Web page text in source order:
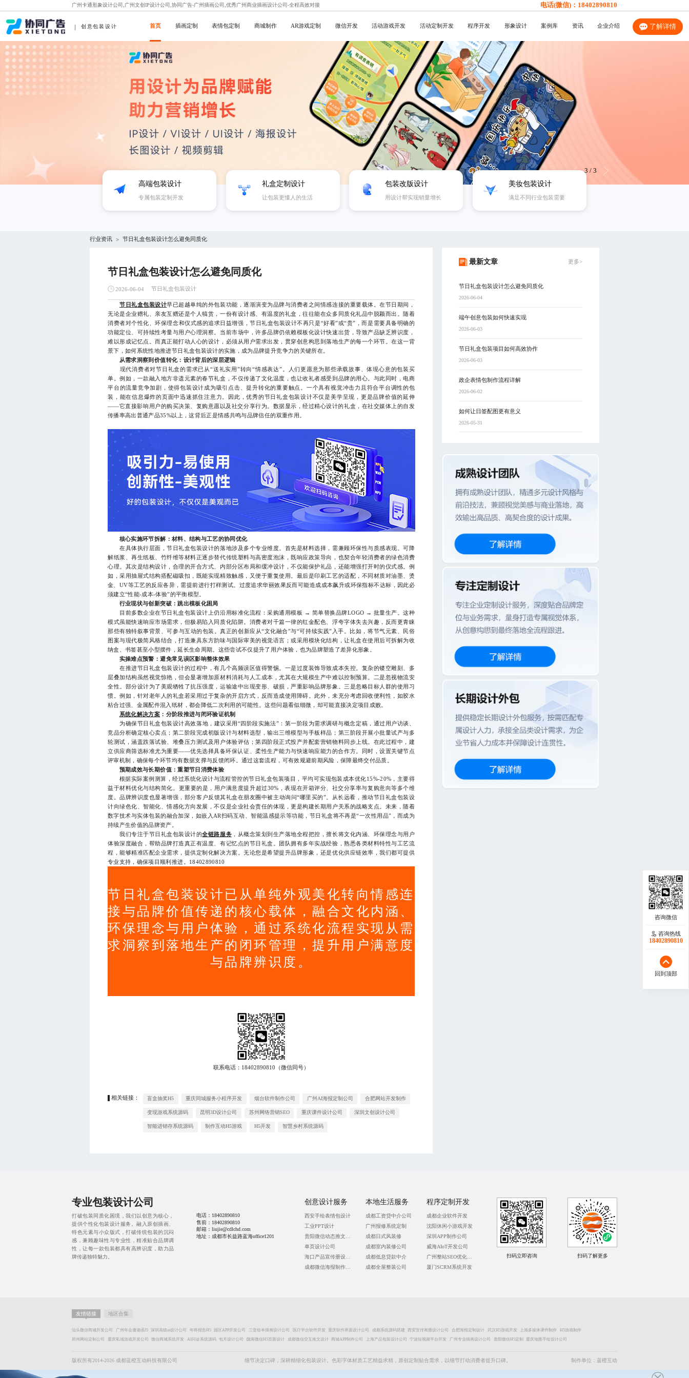
广州卡通形象设计公司,广州文创IP设计公司,协同广告-广州插画公司,优秀广州商业插画设计公司-全程高效对接 电话(微信)： 18402890810
创意包装设计 首页 插画定制 表情包定制 商城制作 AR游戏定制 微信开发 活动游戏开发 活动定制开发 程序开发 形象设计 案例库 资讯 企业介绍 了解详情
3 / 3
高端包装设计
专属包装定制开发
礼盒定制设计
让包装更懂人的生活
包装改版设计
用设计帮实现销量增长
美妆包装设计
满足不同行业包装需要
行业资讯 > 节日礼盒包装设计怎么避免同质化
节日礼盒包装设计怎么避免同质化
2026-06-04 节日礼盒包装设计
节日礼盒包装设计早已超越单纯的外包装功能，逐渐演变为品牌与消费者之间情感连接的重要载体。在节日期间，
无论是企业赠礼、亲友互赠还是个人犒赏，一份有设计感、有温度的礼盒，往往能在众多同质化礼品中脱颖而出。随着
消费者对个性化、环保理念和仪式感的追求日益增强，节日礼盒包装设计不再只是“好看”或“贵”，而是需要具备明确的
功能定位、可持续性考量与用户心理洞察。当前市场中，许多品牌仍依赖模板化设计快速出货，导致产品缺乏辨识度，
难以形成记忆点。而真正能打动人心的设计，必须从用户需求出发，贯穿创意构思到落地生产的每一个环节。在这一背
景下，如何系统性地推进节日礼盒包装设计的实施，成为品牌提升竞争力的关键所在。
从需求洞察到价值转化：设计背后的深层逻辑
现代消费者对节日礼盒的需求已从“送礼实用”转向“情感表达”。人们更愿意为那些承载故事、体现心意的包装买
单。例如，一款融入地方非遗元素的春节礼盒，不仅传递了文化温度，也让收礼者感受到品牌的用心。与此同时，电商
平台的流量竞争加剧，使得包装设计成为吸引点击、提升转化的重要触点。一个具有视觉冲击力且符合平台调性的包
装，能在信息爆炸的页面中迅速抓住注意力。因此，优秀的节日礼盒包装设计不仅是美学呈现，更是品牌价值的延伸
——它直接影响用户的购买决策、复购意愿以及社交分享行为。数据显示，经过精心设计的礼盒，在社交媒体上的自发
传播率高出普通产品35%以上，这背后正是情感共鸣与品牌信任的双重作用。
核心实施环节拆解：材料、结构与工艺的协同优化
在具体执行层面，节日礼盒包装设计的落地涉及多个专业维度。首先是材料选择，需兼顾环保性与质感表现。可降
解纸浆、再生纸板、竹纤维等材料正逐步替代传统塑料与高密度泡沫，既响应政策导向，也契合年轻消费者的绿色消费
心理。其次是结构设计，合理的开合方式、内部分区布局和缓冲设计，不仅能保护礼品，还能增强打开时的仪式感。例
如，采用抽屉式结构搭配磁吸扣，既能实现精致触感，又便于重复使用。最后是印刷工艺的适配，不同材质对油墨、烫
金、UV等工艺的反应各异，需提前进行打样测试。过度追求华丽效果反而可能造成成本飙升或环保指标不达标，因此必
须建立“性能-成本-体验”的平衡模型。
行业现状与创新突破：跳出模板化困局
目前多数企业在节日礼盒包装设计上仍沿用标准化流程：采购通用模板 → 简单替换品牌LOGO → 批量生产。这种
模式虽能快速响应市场需求，但极易陷入同质化陷阱。消费者对千篇一律的红金配色、浮夸字体失去兴趣，反而更青睐
那些有独特叙事背景、可参与互动的包装。真正的创新应从“文化融合”与“可持续实践”入手。比如，将节气元素、民俗
图案与现代极简风格结合，打造兼具东方韵味与国际审美的视觉语言；或采用模块化结构，让礼盒在使用后可拆解为收
纳盒、书签甚至小型摆件，延长生命周期。这些尝试不仅提升了用户体验，也为品牌塑造了差异化形象。
实操难点预警：避免常见误区影响整体效果
在推进节日礼盒包装设计的过程中，有几个高频误区值得警惕。一是过度装饰导致成本失控。复杂的镂空雕刻、多
层叠加结构虽然视觉惊艳，但会显著增加原材料消耗与人工成本，尤其在大规模生产中难以控制预算。二是忽视物流安
全性。部分设计为了美观牺牲了抗压强度，运输途中出现变形、破损，严重影响品牌形象。三是忽略目标人群的使用习
惯。例如，针对老年人的礼盒若采用过于复杂的开启方式，反而造成使用障碍。此外，未充分考虑回收便利性，如胶水
粘合过强、金属配件混入纸材，都会降低二次利用的可能性。这些问题看似细微，却可能直接决定项目成败。
系统化解决方案 ：分阶段推进与闭环验证机制
为确保节日礼盒包装设计高效落地，建议采用“四阶段实施法”：第一阶段为需求调研与概念定稿，通过用户访谈、
竞品分析确定核心卖点；第二阶段完成初版设计与材料选型，输出三维模型与手板样品；第三阶段开展小批量试产与多
轮测试，涵盖跌落试验、堆叠压力测试及用户体验评估；第四阶段正式投产并配套营销物料同步上线。在此过程中，建
立供应商筛选标准尤为重要——优先选择具备环保认证、柔性生产能力与快速响应能力的合作方。同时，设置关键节点
评审机制，确保每个环节均有数据支撑与反馈闭环。通过这套流程，可有效规避前期风险，保障最终交付品质。
预期成效与长期价值：重塑节日消费体验
根据实际案例测算，经过系统化设计与流程管控的节日礼盒包装项目，平均可实现包装成本优化15%-20%，主要得
益于材料优化与结构简化。更重要的是，用户满意度提升超过30%，表现在开箱评分、社交分享率与复购意向等多个维
度。品牌辨识度也显著增强，部分客户反馈其礼盒在朋友圈中被主动询问“哪里买的”。从长远看，推动节日礼盒包装设
计向绿色化、智能化、情感化方向发展，不仅是企业社会责任的体现，更是构建长期用户关系的战略支点。未来，随着
数字技术与实体包装的融合加深，如嵌入AR扫码互动、智能温感提示等功能，节日礼盒将不再是“一次性用品”，而成为
持续产生价值的品牌资产。
我们专注于节日礼盒包装设计的全链路服务 ，从概念策划到生产落地全程把控，擅长将文化内涵、环保理念与用户
体验深度融合，帮助品牌打造真正有温度、有记忆点的节日礼盒。团队拥有多年实战经验，熟悉各类材料特性与工艺流
程，能够精准匹配企业需求，提供定制化解决方案。无论您是希望提升品牌形象，还是优化供应链效率，我们都可提供
专业支持，确保项目顺利推进。18402890810
节日礼盒包装设计已从单纯外观美化转向情感连
接与品牌价值传递的核心载体，融合文化内涵、
环保理念与用户体验，通过系统化流程实现从需
求洞察到落地生产的闭环管理，提升用户满意度
与品牌辨识度。
联系电话： 18402890810 （微信同号）
相关链接： 盲盒抽奖H5 重庆同城服务小程序开发 烟台软件制作公司 广州AI海报定制公司 合肥网站开发制作
变现游戏系统源码 昆明3D设计公司 苏州网络营销SEO 重庆课件设计公司 深圳文创设计公司
智能进销存系统源码 制作互动H5游戏 H5开发 智慧乡村系统源码
最新文章 更多>
节日礼盒包装设计怎么避免同质化
2026-06-04
端午创意包装如何快速实现
2026-06-03
节日礼盒包装项目如何高效协作
2026-06-03
政企表情包制作流程详解
2026-06-02
如何让日签配图更有意义
2026-05-31
咨询热线
18402890810
回到顶部
专业包装设计公司
打破包装同质化困境，我们以创意为核心，
提供个性化包装设计服务。融入原创插画、
特色元素与小众版式，打破传统包装的沉闷
感，兼顾趣味性与专业性，精准贴合品牌调
性，让每一款包装都具有高辨识度，助力品
牌传递独特魅力。
电话： 18402890810
售前： 18402890810
邮箱：liujie@cdlchd.com
地址：成都市长益路蓝海office1201
创意设计服务
西安手绘表情包设计
工业PPT设计
单页设计公司
海口产品宣传册设计公司
成都微信海报制作公司
本地生活服务
成都工资贷中介公司
广州报修系统定制
成都日式风装修
成都室内装修公司
成都低息贷款中介
成都全屋整装公司
程序定制开发
成都企业软件开发
沈阳休闲小游戏开发
深圳APP制作公司
威海AIoT开发公司
广州整站SEO优化公司
厦门SCRM系统开发
扫码立即咨询 扫码了解更多
友情链接 地区合集
汕头微信商城开发公司 广州年会邀请函J5 深圳高级ui设计公司 年终报告H5 园区APP开发公司 三亚绘本插画设计公司 医疗平台软件开发 重庆软件界面设计公司 成都系统源码搭建 西安宣传画册设计公司 合肥海报定制设计 武汉H5游戏开发 上海多媒体课件制作
H5游戏制作
郑州网站定制公司
重庆私域游戏开发公司 微信商城系统开发 AI问诊系统源码 包月设计公司 陇南微信H5页面设计 成都微信交互推文设计 商城APP制作公司 上海产品包装设计公司 宁波短视频平台开发 广州专业插画设计公司 贵阳微信H5定制 重庆地图手绘设计公司
版权所有2014-2026 成都蓝橙互动科技有限公司 细节决定口碑，深耕精细化包装设计。色彩字体材质工艺精益求精，原创定制贴合需求，以细节打动消费者提升口碑。 制作单位：蓝橙互动